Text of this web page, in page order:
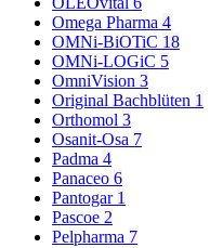
Omega Pharma 4
OMNi-BiOTiC 18
OMNi-LOGiC 5
OmniVision 3
Original Bachblüten 1
Orthomol 3
Osanit-Osa 7
Padma 4
Panaceo 6
Pantogar 1
Pascoe 2
Pelpharma 7